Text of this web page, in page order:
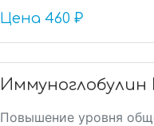
Цена 460 ₽
Повышение уровня